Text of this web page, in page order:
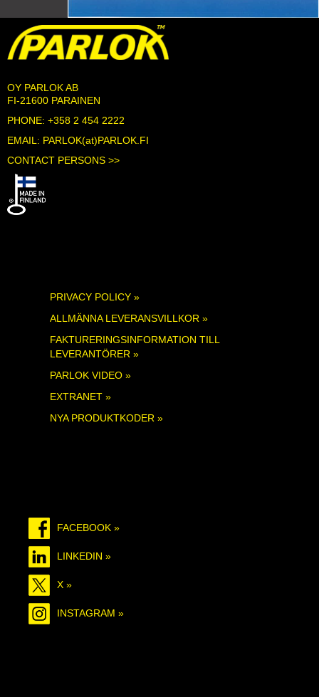
OY PARLOK AB
FI-21600 PARAINEN
PHONE: +358 2 454 2222
EMAIL: PARLOK(at)PARLOK.FI
CONTACT PERSONS >>
PRIVACY POLICY »
ALLMÄNNA LEVERANSVILLKOR »
FAKTURERINGSINFORMATION TILL
LEVERANTÖRER »
PARLOK VIDEO »
EXTRANET »
NYA PRODUKTKODER »
FACEBOOK »
LINKEDIN »
X »
INSTAGRAM »